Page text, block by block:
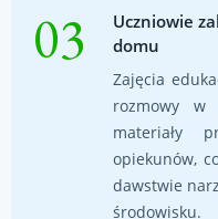
03
Uczniowie
domu
Zajęcia
rozmowy w
materiały
opiekunów,
dawstwie
środowisku.